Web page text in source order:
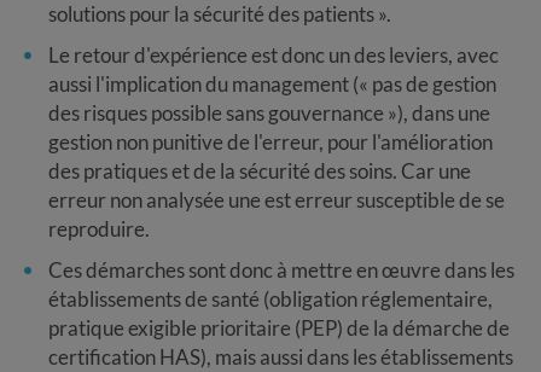
solutions pour la sécurité des patients ».
Le retour d'expérience est donc un des leviers, avec
aussi l'implication du management (« pas de gestion
des risques possible sans gouvernance »), dans une
gestion non punitive de l'erreur, pour l'amélioration
des pratiques et de la sécurité des soins. Car une
erreur non analysée une est erreur susceptible de se
reproduire.
Ces démarches sont donc à mettre en œuvre dans les
établissements de santé (obligation réglementaire,
pratique exigible prioritaire (PEP) de la démarche de
certification HAS), mais aussi dans les établissements